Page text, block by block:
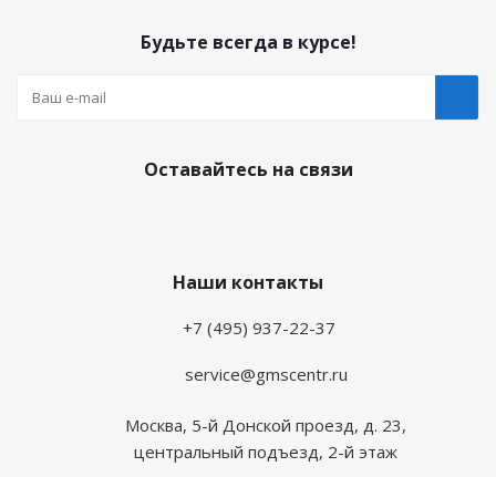
Будьте всегда в курсе!
Оставайтесь на связи
Наши контакты
+7 (495) 937-22-37
service@gmscentr.ru
Москва, 5-й Донской проезд, д. 23,
центральный подъезд, 2-й этаж